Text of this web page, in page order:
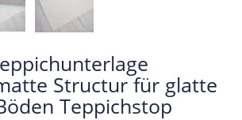
Structur für glatte
Teppichstop